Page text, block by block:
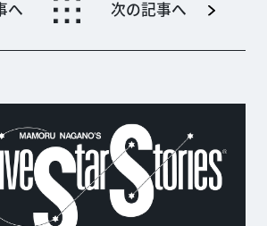
へ 次の記事へ